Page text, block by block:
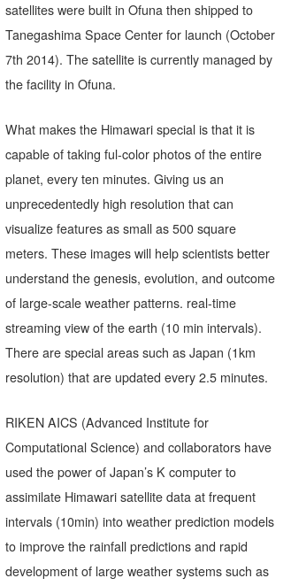
satellites were built in Ofuna then shipped to
Tanegashima Space Center for launch (October
7th 2014). The satellite is currently managed by
the facility in Ofuna.
What makes the Himawari special is that it is
capable of taking ful-color photos of the entire
planet, every ten minutes. Giving us an
unprecedentedly high resolution that can
visualize features as small as 500 square
meters. These images will help scientists better
understand the genesis, evolution, and outcome
of large-scale weather patterns. real-time
streaming view of the earth (10 min intervals).
There are special areas such as Japan (1km
resolution) that are updated every 2.5 minutes.
RIKEN AICS (Advanced Institute for
Computational Science) and collaborators have
used the power of Japan’s K computer to
assimilate Himawari satellite data at frequent
intervals (10min) into weather prediction models
to improve the rainfall predictions and rapid
development of large weather systems such as